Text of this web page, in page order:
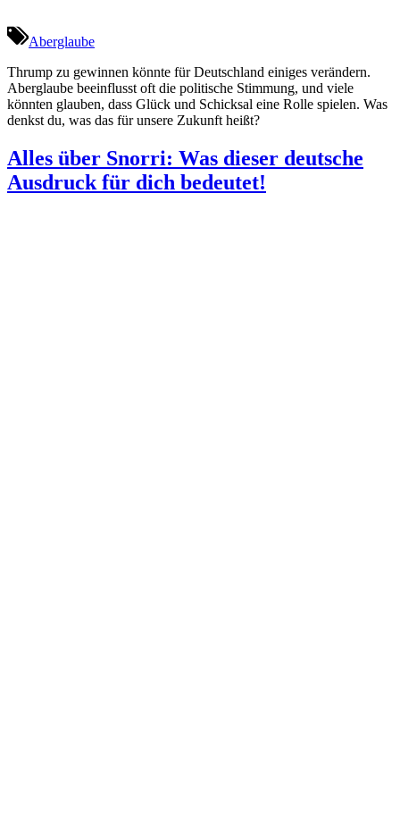
Aberglaube
Thrump zu gewinnen könnte für Deutschland einiges verändern.
Aberglaube beeinflusst oft die politische Stimmung, und viele
könnten glauben, dass Glück und Schicksal eine Rolle spielen. Was
denkst du, was das für unsere Zukunft heißt?
Alles über Snorri: Was dieser deutsche
Ausdruck für dich bedeutet!